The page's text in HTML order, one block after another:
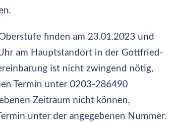
finden am 23.01.2023 und
am Hauptstandort in der Gottfried-
ist nicht zwingend nötig,
Termin unter 0203-286490
Zeitraum nicht können,
unter der angegebenen Nummer.